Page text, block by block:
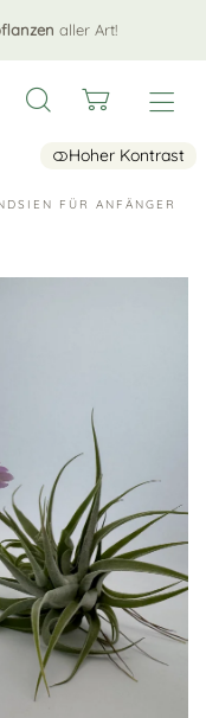
aller Art!
Hoher Kontrast
FÜR ANFÄNGER